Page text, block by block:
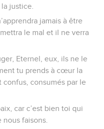
justice.
jamais à être
le mal et il ne verra
Eternel, eux, ils ne le
tu prends à cœur la
consumés par le
car c’est bien toi qui
faisons.